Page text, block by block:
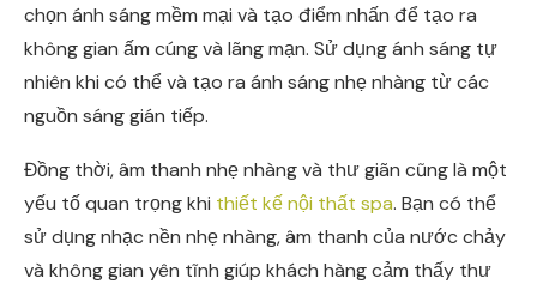
chọn ánh sáng mềm mại và tạo điểm nhấn để tạo ra
không gian ấm cúng và lãng mạn. Sử dụng ánh sáng tự
nhiên khi có thể và tạo ra ánh sáng nhẹ nhàng từ các
nguồn sáng gián tiếp.
Đồng thời, âm thanh nhẹ nhàng và thư giãn cũng là một
yếu tố quan trọng khi thiết kế nội thất spa. Bạn có thể
sử dụng nhạc nền nhẹ nhàng, âm thanh của nước chảy
và không gian yên tĩnh giúp khách hàng cảm thấy thư